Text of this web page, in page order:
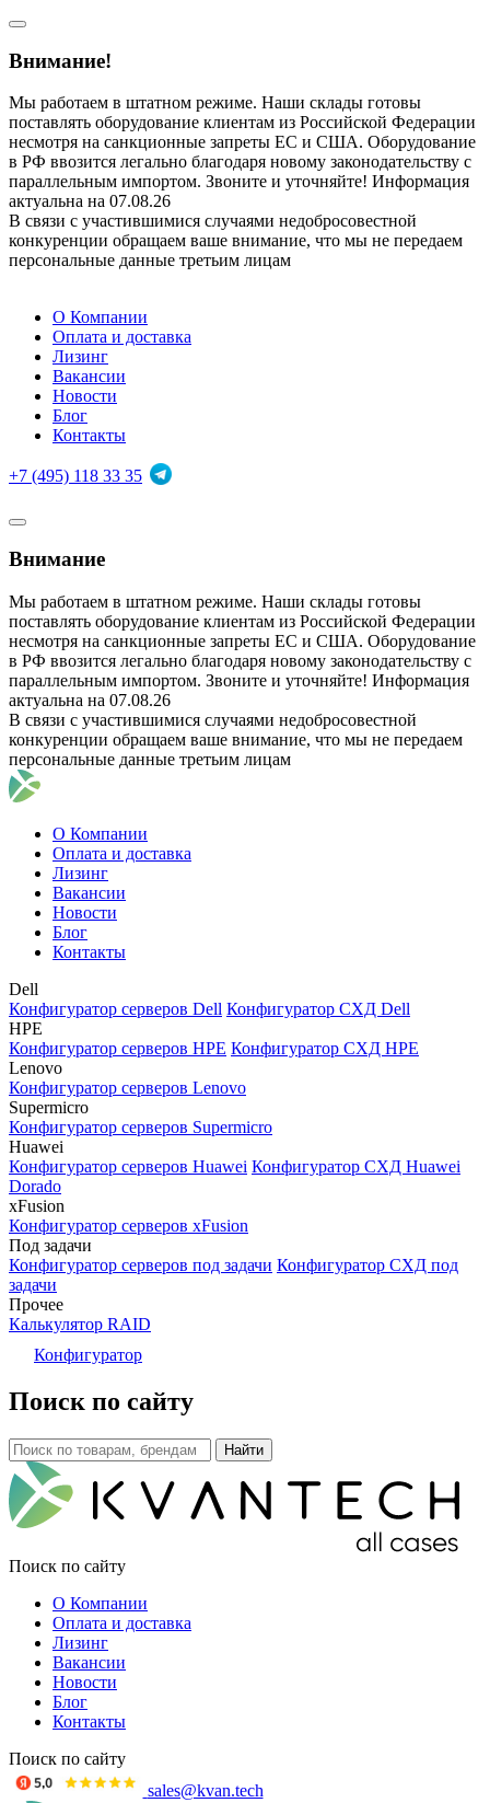
Внимание!
Мы работаем в штатном режиме. Наши склады готовы
поставлять оборудование клиентам из Российской Федерации
несмотря на санкционные запреты ЕС и США. Оборудование
в РФ ввозится легально благодаря новому законодательству с
параллельным импортом. Звоните и уточняйте! Информация
актуальна на 07.08.26
В связи с участившимися случаями недобросовестной
конкуренции обращаем ваше внимание, что мы не передаем
персональные данные третьим лицам
О Компании
Оплата и доставка
Лизинг
Вакансии
Новости
Блог
Контакты
+7 (495) 118 33 35
Внимание
Мы работаем в штатном режиме. Наши склады готовы
поставлять оборудование клиентам из Российской Федерации
несмотря на санкционные запреты ЕС и США. Оборудование
в РФ ввозится легально благодаря новому законодательству с
параллельным импортом. Звоните и уточняйте! Информация
актуальна на 07.08.26
В связи с участившимися случаями недобросовестной
конкуренции обращаем ваше внимание, что мы не передаем
персональные данные третьим лицам
О Компании
Оплата и доставка
Лизинг
Вакансии
Новости
Блог
Контакты
Dell
Конфигуратор серверов Dell Конфигуратор СХД Dell
HPE
Конфигуратор серверов HPE Конфигуратор СХД HPE
Lenovo
Конфигуратор серверов Lenovo
Supermicro
Конфигуратор серверов Supermicro
Huawei
Конфигуратор серверов Huawei Конфигуратор СХД Huawei
Dorado
xFusion
Конфигуратор серверов xFusion
Под задачи
Конфигуратор серверов под задачи Конфигуратор СХД под
задачи
Прочее
Калькулятор RAID
Конфигуратор
Поиск по сайту
Поиск по сайту
О Компании
Оплата и доставка
Лизинг
Вакансии
Новости
Блог
Контакты
Поиск по сайту
sales@kvan.tech